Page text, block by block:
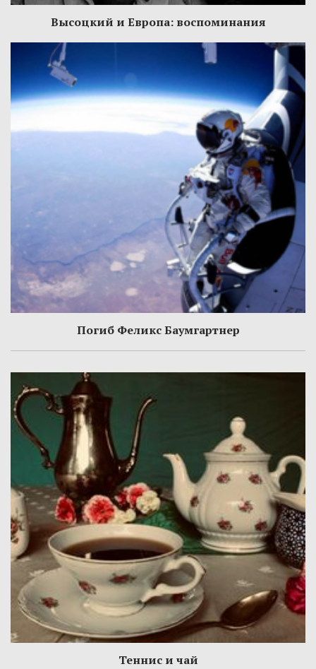
Высоцкий и Европа: воспоминания
Погиб Феликс Баумгартнер
Теннис и чай